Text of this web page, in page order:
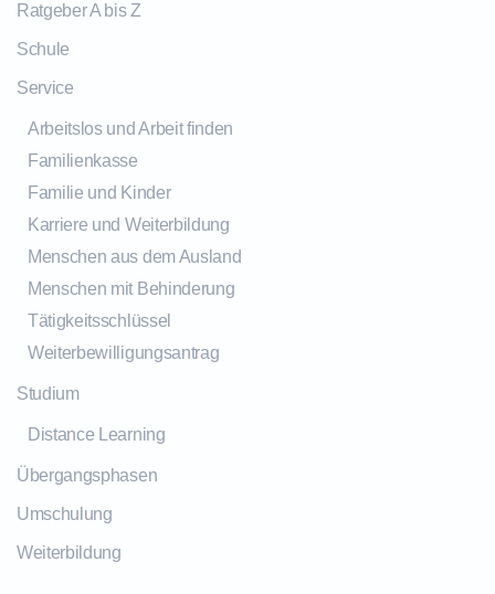
Ratgeber A bis Z
Schule
Service
Arbeitslos und Arbeit finden
Familienkasse
Familie und Kinder
Karriere und Weiterbildung
Menschen aus dem Ausland
Menschen mit Behinderung
Tätigkeitsschlüssel
Weiterbewilligungsantrag
Studium
Distance Learning
Übergangsphasen
Umschulung
Weiterbildung